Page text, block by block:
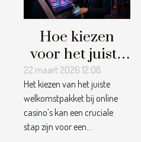
Hoe kiezen
voor het juiste
welkomstpakket
bij online
casino's?
22 maart 2026 12:08
Het kiezen van het juiste
welkomstpakket bij online
casino’s kan een cruciale
stap zijn voor een...